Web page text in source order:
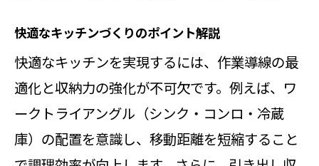
提案
加須市のライフスタイルに合う改装
アイデア
水回りリフォームで家事効率をアッ
プ
快適なキッチンづくりのポイント解説
快適なキッチンを実現するには、作業導線の最
適化と収納力の強化が不可欠です。例えば、ワ
ークトライアングル（シンク・コンロ・冷蔵
庫）の配置を意識し、移動距離を短縮すること